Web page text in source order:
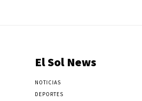
El Sol News
NOTICIAS
DEPORTES